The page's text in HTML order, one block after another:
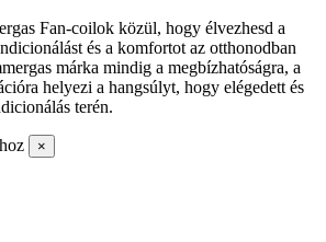
Fan-coilok közül, hogy élvezhesd a
és a komfortot az otthonodban
márka mindig a megbízhatóságra, a
helyezi a hangsúlyt, hogy elégedett és
terén.
×